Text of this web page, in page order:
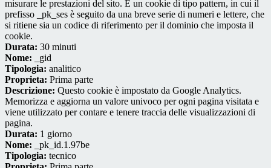
misurare le prestazioni del sito. È un cookie di tipo pattern, in cui il
prefisso _pk_ses è seguito da una breve serie di numeri e lettere, che
si ritiene sia un codice di riferimento per il dominio che imposta il
cookie.
Durata: 30 minuti
Nome: _gid
Tipologia: analitico
Proprieta: Prima parte
Descrizione: Questo cookie è impostato da Google Analytics.
Memorizza e aggiorna un valore univoco per ogni pagina visitata e
viene utilizzato per contare e tenere traccia delle visualizzazioni di
pagina.
Durata: 1 giorno
Nome: _pk_id.1.97be
Tipologia: tecnico